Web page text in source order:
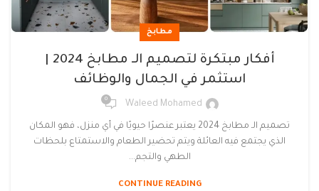
مطابخ
استثمر في الجمال والوظائف
Waleed Mohamed
0
تصميم الـ مطابخ 2024 يعتبر عنصرًا حيويًا في أي منزل، فهو المكان
الذي يجتمع فيه العائلة ويتم تحضير الطعام والاستمتاع بلحظات
الطهي والتجم...
CONTINUE READING